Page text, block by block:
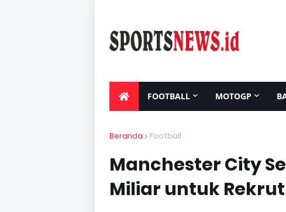
FOOTBALL MOTOGP
Beranda
Football
Manchester City
Miliar untuk Rekrut